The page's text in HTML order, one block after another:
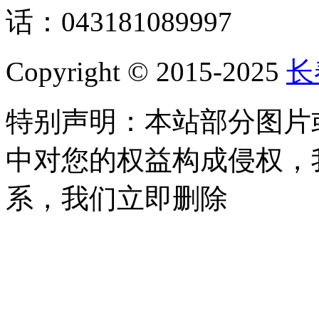
话：043181089997
Copyright © 2015-2025
特别声明：本站部分图
中对您的权益构成侵权
系，我们立即删除